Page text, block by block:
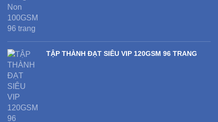
TẬP THÀNH ĐẠT SIÊU VIP 120GSM 96 TRANG